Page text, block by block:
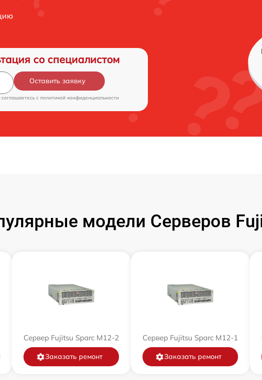
со специалистом
Оставить заявку
c политикой конфиденциальности
модели Серверов
Сервер Fujitsu Sparc M12-2
Заказать ремонт
Сервер Fujitsu Sparc M12-1
Заказать ремонт